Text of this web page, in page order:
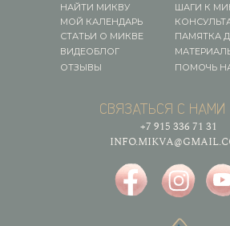
+7 915 336 71 31
СВЯЗАТЬСЯ С НАМИ
ШАГИ К
МОЙ КАЛЕНДАРЬ
НАЙТИ МИКВУ
СТАТЬИ О МИКВЕ
ПАМЯТКА
ПОМОЧЬ
ВИДЕОБЛОГ
ОТЗЫВЫ